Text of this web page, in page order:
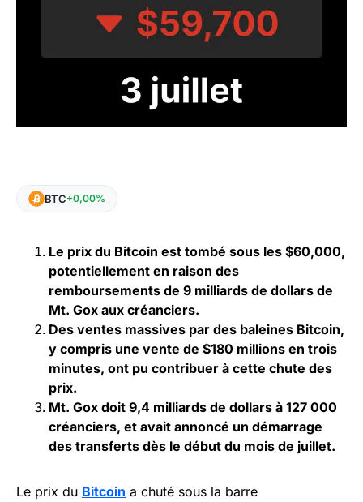
BTC+0,00%
Le prix du Bitcoin est tombé sous les $60,000,
potentiellement en raison des
remboursements de 9 milliards de dollars de
Mt. Gox aux créanciers.
Des ventes massives par des baleines Bitcoin,
y compris une vente de $180 millions en trois
minutes, ont pu contribuer à cette chute des
prix.
Mt. Gox doit 9,4 milliards de dollars à 127 000
créanciers, et avait annoncé un démarrage
des transferts dès le début du mois de juillet.
Le prix du Bitcoin a chuté sous la barre